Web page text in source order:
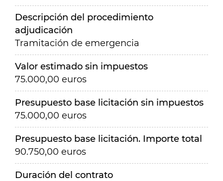
Descripción del procedimiento
adjudicación
Tramitación de emergencia
Valor estimado sin impuestos
75.000,00 euros
Presupuesto base licitación sin impuestos
75.000,00 euros
Presupuesto base licitación. Importe total
90.750,00 euros
Duración del contrato